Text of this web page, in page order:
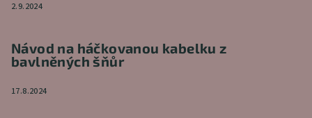
2.9.2024
Návod na háčkovanou kabelku z
bavlněných šňůr
17.8.2024